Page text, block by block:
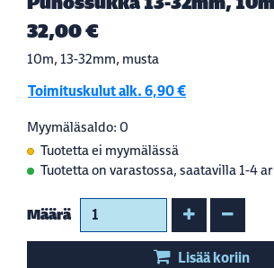
32,00 €
10m, 13-32mm, musta
Toimituskulut alk. 6,90 €
Myymäläsaldo: 0
Tuotetta ei myymälässä
Tuotetta on varastossa, saatavilla 1-4
Määrä Kasvata määrää
Lisää koriin